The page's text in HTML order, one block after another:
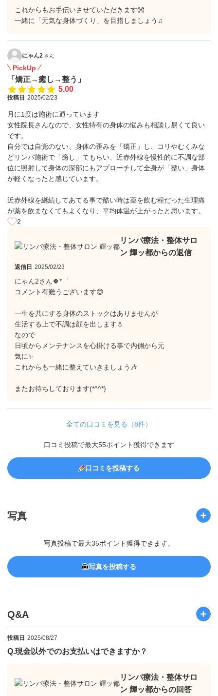
これからもお手伝いさせていただきます👐
一緒に「元気な身体づくり」を目指しましょう♫
にゃん2 さん
PickUp
「矯正→癒し→整う」
5.00
投稿日 2025/02/23
月に1度は施術に通っています
女性院長さんなので、女性特有の身体の悩みも相談し易くて良い
です。
自分では自覚のない、身体の歪みを「矯正」し、コリやむくみな
どリンパ施術で「癒し」てもらい、近赤外線を慢性的に不調な部
位に照射して身体の深部にもアプローチして全身が「整い」身体
が軽くなったと感じています。
近赤外線を継続してあてる事で酷い時は薬を飲む程だった生理痛
が薬を飲まなくてもよくなり、平均体温が上がったと思います。
2
リンパ療法・整体サロ
ン 輝ッ都からの返信
返信日 2025/02/23
にゃん2さん🍀*゜
コメント有難うございます😊
一生を共にする身体のストックはありませんが
生活する上で不調は顔を出します💧‬
なので
日頃からメンテナンスを心掛ける事で内側から元
気に✨
これからも一緒に整えていきましょう🎶
またお待ちしております(*^^*)
全ての口コミを見る（8件）
口コミ投稿で最大55ポイント獲得できます
口コミを投稿する
写真
写真投稿で最大35ポイント獲得できます。
写真を投稿する
Q&A
投稿日 2025/08/27
Q.現金以外でのお支払いはできますか？
リンパ療法・整体サロ
ン 輝ッ都からの回答